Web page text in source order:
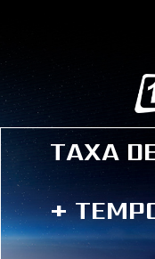
TAXA
+